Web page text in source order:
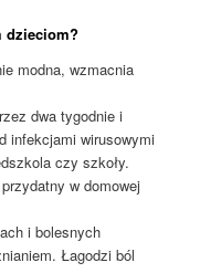
dzieciom?
modna, wzmacnia
dwa tygodnie i
infekcjami wirusowymi
czy szkoły.
w domowej
i bolesnych
Łagodzi ból